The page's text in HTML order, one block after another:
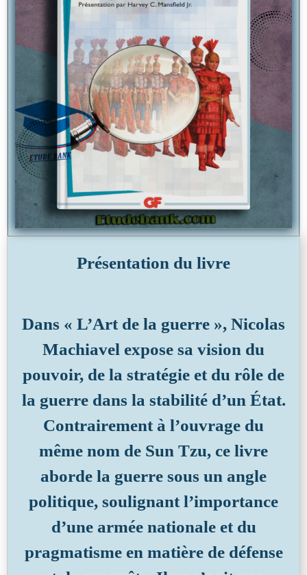
Présentation du livre
Dans « L’Art de la guerre », Nicolas
Machiavel expose sa vision du
pouvoir, de la stratégie et du rôle de
la guerre dans la stabilité d’un État.
Contrairement à l’ouvrage du
même nom de Sun Tzu, ce livre
aborde la guerre sous un angle
politique, soulignant l’importance
d’une armée nationale et du
pragmatisme en matière de défense